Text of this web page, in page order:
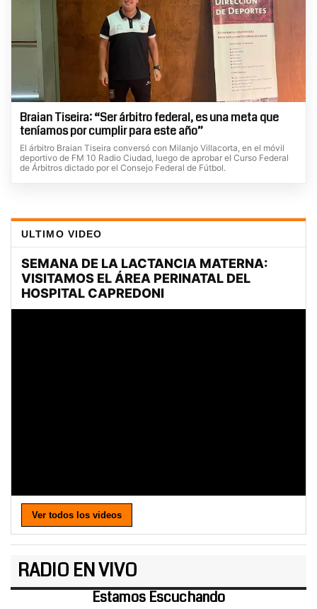
Braian Tiseira: “Ser árbitro federal, es una meta que
teníamos por cumplir para este año”
El árbitro Braian Tiseira conversó con Milanjo Villacorta, en el móvil
deportivo de FM 10 Radio Ciudad, luego de aprobar el Curso Federal
de Árbitros dictado por el Consejo Federal de Fútbol.
ULTIMO VIDEO
Ver todos los videos
RADIO EN VIVO
Estamos Escuchando